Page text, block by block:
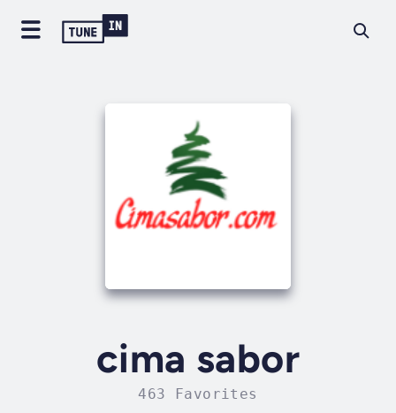
cima sabor
463 Favorites